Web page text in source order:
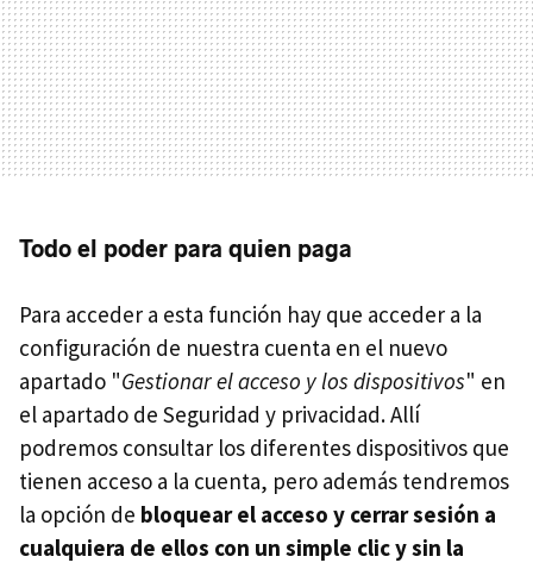
Todo el poder para quien paga
Para acceder a esta función hay que acceder a la
configuración de nuestra cuenta en el nuevo
apartado "Gestionar el acceso y los dispositivos" en
el apartado de Seguridad y privacidad. Allí
podremos consultar los diferentes dispositivos que
tienen acceso a la cuenta, pero además tendremos
la opción de bloquear el acceso y cerrar sesión a
cualquiera de ellos con un simple clic y sin la